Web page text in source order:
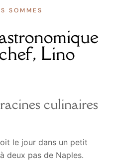
SOMMES
Lino
culinaires
le jour dans un petit
deux pas de Naples.